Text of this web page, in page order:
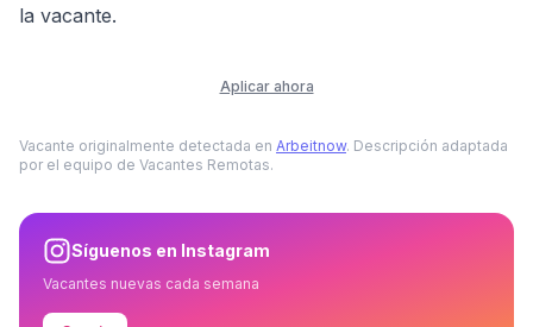
la vacante.
Aplicar ahora
Vacante originalmente detectada en Arbeitnow. Descripción adaptada
por el equipo de Vacantes Remotas.
Síguenos en Instagram
Vacantes nuevas cada semana